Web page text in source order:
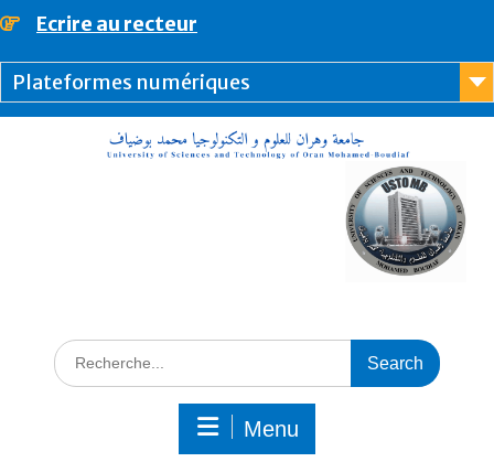
principal
Ecrire au recteur
Plateformes numériques
Menu